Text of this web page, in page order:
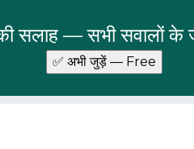
सलाह — सभी सवालों